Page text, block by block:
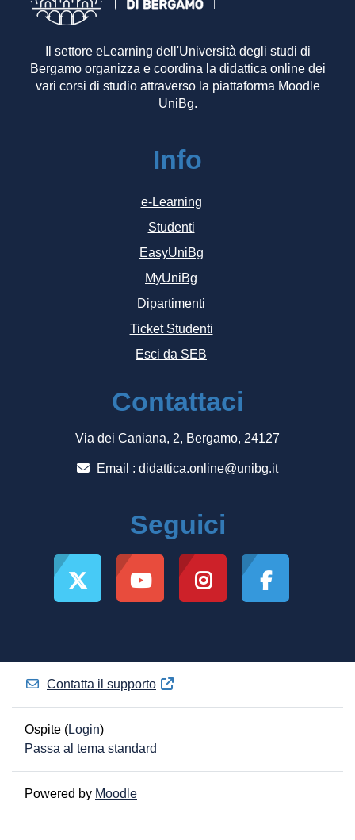
Il settore eLearning dell'Università degli studi di
Bergamo organizza e coordina la didattica online dei
vari corsi di studio attraverso la piattaforma Moodle
UniBg.
Info
e-Learning
Studenti
EasyUniBg
MyUniBg
Dipartimenti
Ticket Studenti
Esci da SEB
Contattaci
Via dei Caniana, 2, Bergamo, 24127
Email : didattica.online@unibg.it
Seguici
Contatta il supporto
Ospite (Login)
Passa al tema standard
Powered by Moodle